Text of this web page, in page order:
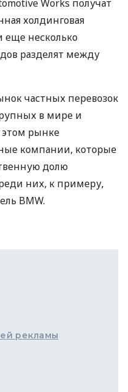
Works получат
холдинговая
еще несколько
разделят между
частных перевозок
в мире и
этом рынке
компании, которые
долю
них, к примеру,
BMW.
рекламы